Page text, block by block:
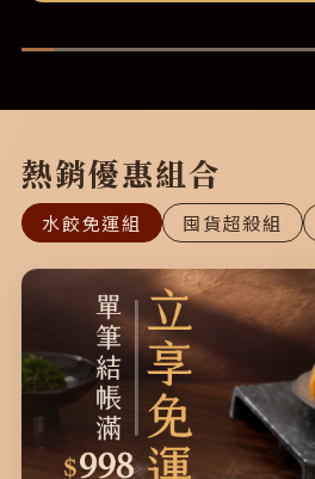
熱銷優惠組合
水餃免運組 囤貨超殺組